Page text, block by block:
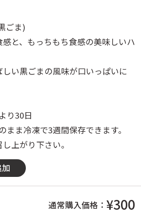
ごま)
と、もっちもち食感の美味しいハ
い黒ごまの風味が口いっぱいに
り30日
ま冷凍で3週間保存できます。
上がり下さい。
通常購入価格：¥300